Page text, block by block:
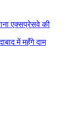
एक्सप्रेसवे की
में महँगे दाम